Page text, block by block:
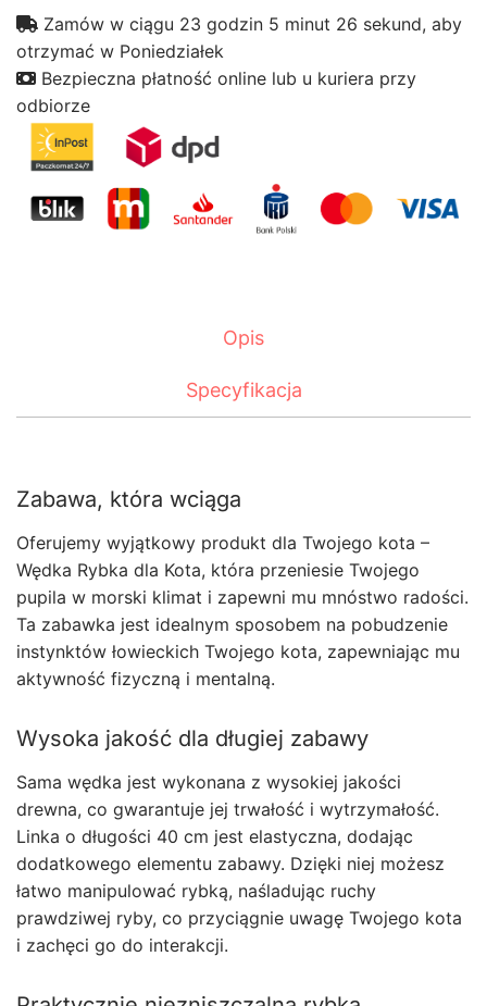
Zamów w ciągu 23 godzin 5 minut 26 sekund, aby
otrzymać w Poniedziałek
Bezpieczna płatność online lub u kuriera przy
odbiorze
Opis
Specyfikacja
Zabawa, która wciąga
Oferujemy wyjątkowy produkt dla Twojego kota –
Wędka Rybka dla Kota, która przeniesie Twojego
pupila w morski klimat i zapewni mu mnóstwo radości.
Ta zabawka jest idealnym sposobem na pobudzenie
instynktów łowieckich Twojego kota, zapewniając mu
aktywność fizyczną i mentalną.
Wysoka jakość dla długiej zabawy
Sama wędka jest wykonana z wysokiej jakości
drewna, co gwarantuje jej trwałość i wytrzymałość.
Linka o długości 40 cm jest elastyczna, dodając
dodatkowego elementu zabawy. Dzięki niej możesz
łatwo manipulować rybką, naśladując ruchy
prawdziwej ryby, co przyciągnie uwagę Twojego kota
i zachęci go do interakcji.